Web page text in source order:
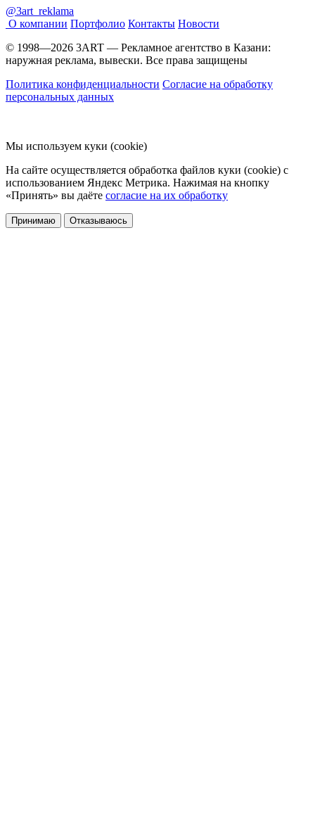
@3art_reklama
О компании Портфолио Контакты Новости
© 1998—2026 3ART — Рекламное агентство в Казани:
наружная реклама, вывески. Все права защищены
Политика конфиденциальности Согласие на обработку
персональных данных
Мы используем куки (cookie)
На сайте осуществляется обработка файлов куки (cookie) с
использованием Яндекс Метрика. Нажимая на кнопку
«Принять» вы даёте согласие на их обработку
Принимаю Отказываюсь